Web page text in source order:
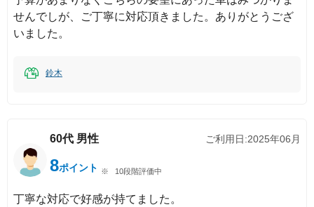
せんでしが、ご丁寧に対応頂きました。ありがとうござ
いました。
鈴木
60代 男性 ご利用日:2025年06月
8ポイント 10段階評価中
丁寧な対応で好感が持てました。